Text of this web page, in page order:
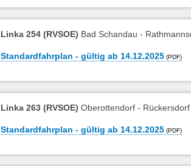
Linka 254 (RVSOE) Bad Schandau -
Standardfahrplan - gültig ab 14.12.2025
Linka 263 (RVSOE)Oberottendorf -
Standardfahrplan - gültig ab 14.12.2025